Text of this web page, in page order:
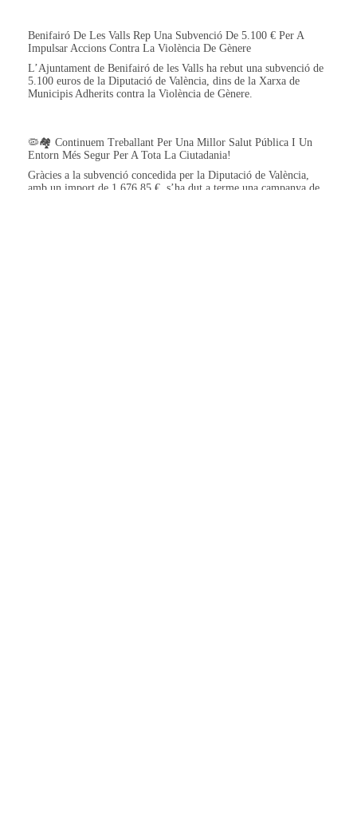
Benifairó De Les Valls Rep Una Subvenció De 5.100 € Per A
Impulsar Accions Contra La Violència De Gènere
L’Ajuntament de Benifairó de les Valls ha rebut una subvenció de
5.100 euros de la Diputació de València, dins de la Xarxa de
Municipis Adherits contra la Violència de Gènere.
🦠🏘️ Continuem Treballant Per Una Millor Salut Pública I Un
Entorn Més Segur Per A Tota La Ciutadania!
Gràcies a la subvenció concedida per la Diputació de València,
amb un import de 1.676,85 €, s’ha dut a terme una campanya de